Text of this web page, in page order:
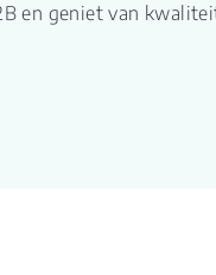
en geniet van